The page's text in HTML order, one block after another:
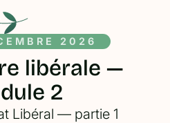
2026
libérale —
2
Libéral — partie 1